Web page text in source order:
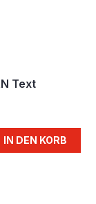
Text
IN DEN KORB